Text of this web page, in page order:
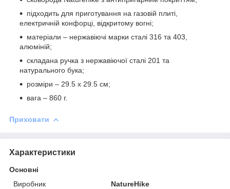
підходить для приготування на газовій плиті,
електричній конфорці, відкритому вогні;
матеріали – нержавіючі марки сталі 316 та 403,
алюміній;
складана ручка з нержавіючої сталі 201 та
натурального бука;
розміри – 29.5 х 29.5 см;
вага – 860 г.
Приховати
Характеристики
Основні
Виробник
NatureHike